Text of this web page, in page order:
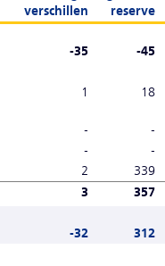
verschillen
reserve
-35 -45
1 18
- -
- -
2 339
3 357
-32 312